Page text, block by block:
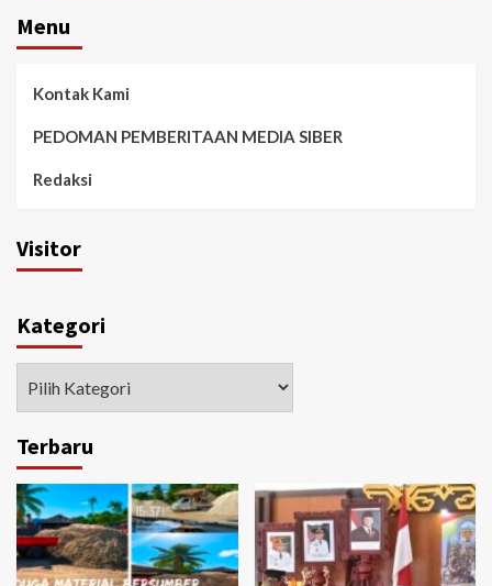
Menu
Kontak Kami
PEDOMAN PEMBERITAAN MEDIA SIBER
Redaksi
Visitor
Kategori
Terbaru